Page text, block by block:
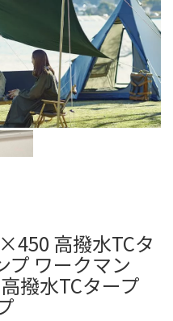
高撥水TCタ
プ ワークマン
撥水TCタープ